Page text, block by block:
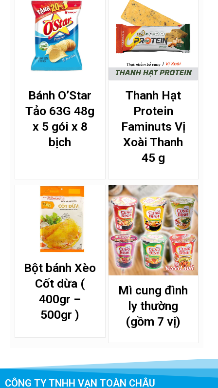
Bánh O’Star
Tảo 63G 48g
x 5 gói x 8
bịch
Thanh Hạt
Protein
Faminuts Vị
Xoài Thanh
45 g
Bột bánh Xèo
Cốt dừa (
400gr –
500gr )
Mì cung đình
ly thường
(gồm 7 vị)
CÔNG TY TNHH VẠN TOÀN CHÂU